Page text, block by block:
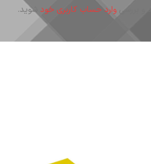
و بررسی وارد حساب کاربری خود شوید.